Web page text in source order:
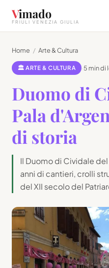
Vimado
FRIULI VENEZIA GIULIA
Home / Arte & Cultura
🏛 ARTE & CULTURA ·5 min di
Duomo di
Pala
di storia
Il Duomo di Cividale
anni di cantieri, crolli
del XII secolo del